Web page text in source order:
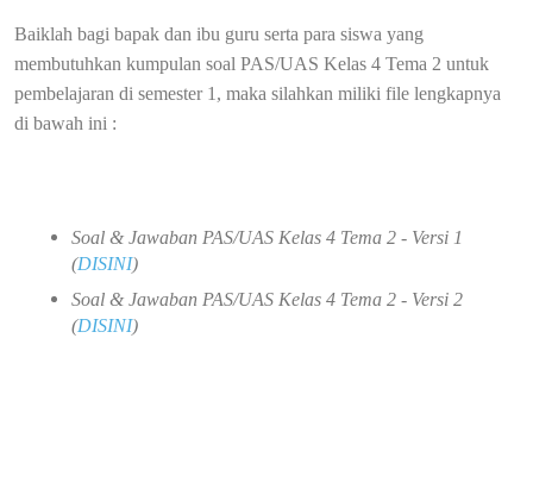
Baiklah bagi bapak dan ibu guru serta para siswa yang
membutuhkan kumpulan soal PAS/UAS Kelas 4 Tema 2 untuk
pembelajaran di semester 1, maka silahkan miliki file lengkapnya
di bawah ini :
Soal & Jawaban PAS/UAS Kelas 4 Tema 2 - Versi 1
(DISINI)
Soal & Jawaban PAS/UAS Kelas 4 Tema 2 - Versi 2
(DISINI)